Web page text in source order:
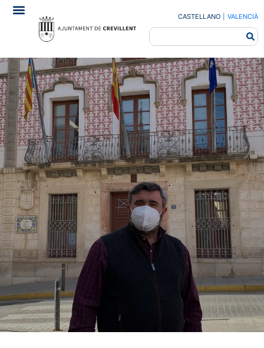
CASTELLANO VALENCIÀ